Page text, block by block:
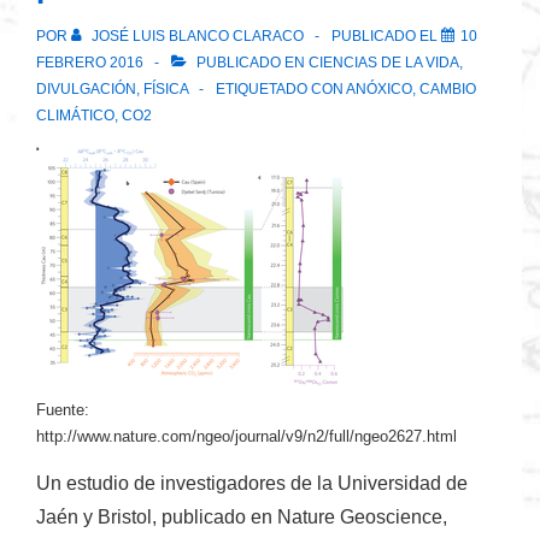
POR JOSÉ LUIS BLANCO CLARACO PUBLICADO EL
10
FEBRERO 2016
PUBLICADO EN CIENCIAS DE LA VIDA,
DIVULGACIÓN , FÍSICA ETIQUETADO CON ANÓXICO, CAMBIO
CLIMÁTICO, CO2
Fuente:
http://www.nature.com/ngeo/journal/v9/n2/full/ngeo2627.html
Un estudio de investigadores de la Universidad de
Jaén y Bristol, publicado en Nature Geoscience,